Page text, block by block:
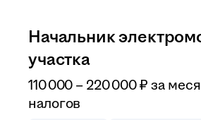
Начальник
участка
110 000 – 220 000₽ за
налогов